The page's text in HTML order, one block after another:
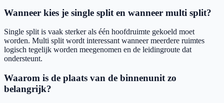
Wanneer kies je single split en wanneer multi split?
Single split is vaak sterker als één hoofdruimte gekoeld moet
worden. Multi split wordt interessant wanneer meerdere ruimtes
logisch tegelijk worden meegenomen en de leidingroute dat
ondersteunt.
Waarom is de plaats van de binnenunit zo
belangrijk?